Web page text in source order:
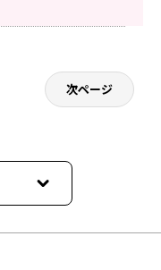
次ページ